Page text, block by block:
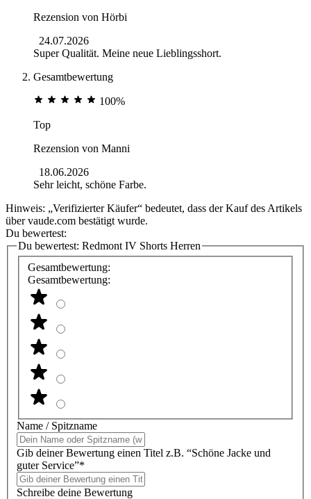
Rezension von Hörbi
24.07.2026
Super Qualität. Meine neue Lieblingsshort.
Gesamtbewertung
100%
Top
Rezension von Manni
18.06.2026
Sehr leicht, schöne Farbe.
Hinweis: „Verifizierter Käufer“ bedeutet, dass der Kauf des Artikels
über vaude.com bestätigt wurde.
Du bewertest:
Du bewertest: Redmont IV Shorts Herren
Gesamtbewertung:
Gesamtbewertung:
Name / Spitzname
Gib deiner Bewertung einen Titel z.B. “Schöne Jacke und
guter Service”*
Schreibe deine Bewertung